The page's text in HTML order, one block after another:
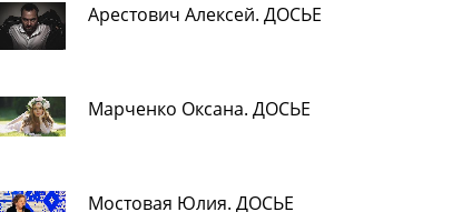
Арестович Алексей. ДОСЬЕ
Марченко Оксана. ДОСЬЕ
Мостовая Юлия. ДОСЬЕ